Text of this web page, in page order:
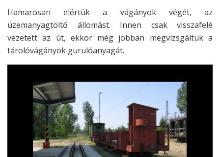
Hamarosan elértük a vágányok végét, az
üzemanyagtöltő állomást. Innen csak visszafelé
vezetett az út, ekkor még jobban megvizsgáltuk a
tárolóvágányok gurulóanyagát.